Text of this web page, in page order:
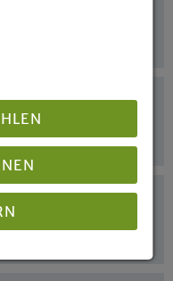
der Mission und